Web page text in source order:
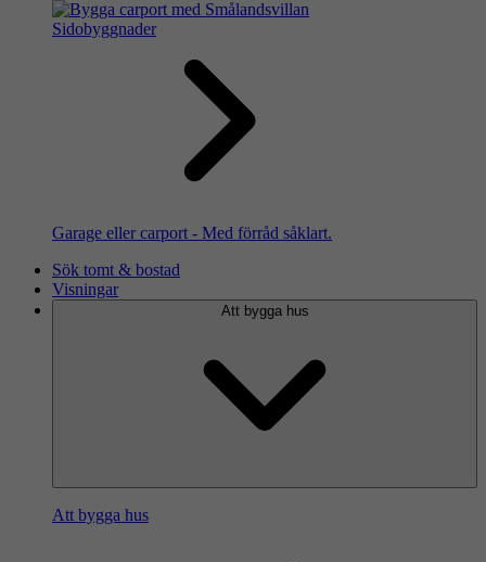
Sidobyggnader
Garage eller carport - Med förråd såklart.
Sök tomt & bostad
Visningar
Att bygga hus
Att bygga hus